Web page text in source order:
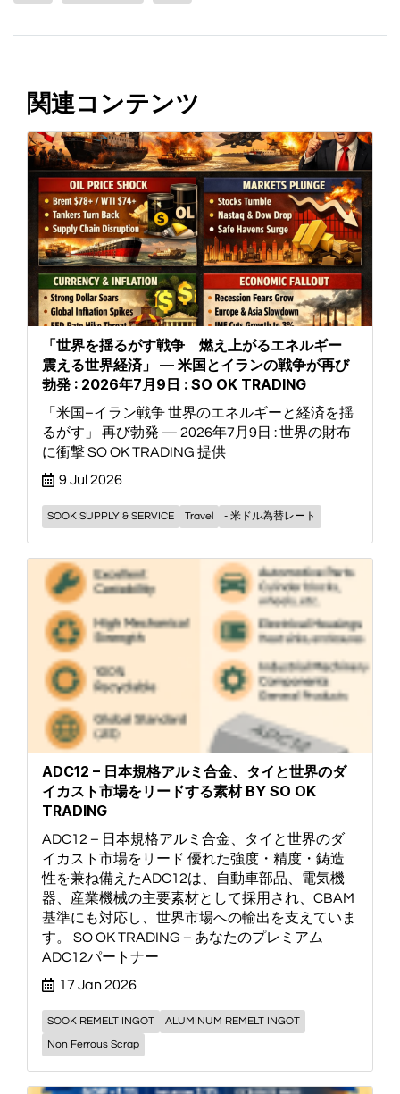
関連コンテンツ
「世界を揺るがす戦争 燃え上がるエネルギー
震える世界経済」 — 米国とイランの戦争が再び
勃発 : 2026年7月9日 : SO OK TRADING
「米国–イラン戦争 世界のエネルギーと経済を揺
るがす」 再び勃発 — 2026年7月9日 : 世界の財布
に衝撃 SO OK TRADING 提供
9 Jul 2026
SOOK SUPPLY & SERVICE Travel - 米ドル為替レート
ADC12 – 日本規格アルミ合金、タイと世界のダ
イカスト市場をリードする素材 BY SO OK
TRADING
ADC12 – 日本規格アルミ合金、タイと世界のダ
イカスト市場をリード 優れた強度・精度・鋳造
性を兼ね備えたADC12は、自動車部品、電気機
器、産業機械の主要素材として採用され、CBAM
基準にも対応し、世界市場への輸出を支えていま
す。 SO OK TRADING – あなたのプレミアム
ADC12パートナー
17 Jan 2026
SOOK REMELT INGOT
ALUMINUM REMELT INGOT
Non Ferrous Scrap